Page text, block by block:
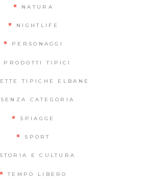
NATURA
NIGHTLIFE
PERSONAGGI
PRODOTTI TIPICI
TIPICHE ELBANE
SENZA CATEGORIA
SPIAGGE
SPORT
STORIA E CULTURA
TEMPO LIBERO